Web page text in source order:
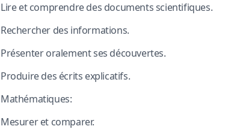
Lire et comprendre des documents scientifiques.
Rechercher des informations.
Présenter oralement ses découvertes.
Produire des écrits explicatifs.
Mathématiques:
Mesurer et comparer.